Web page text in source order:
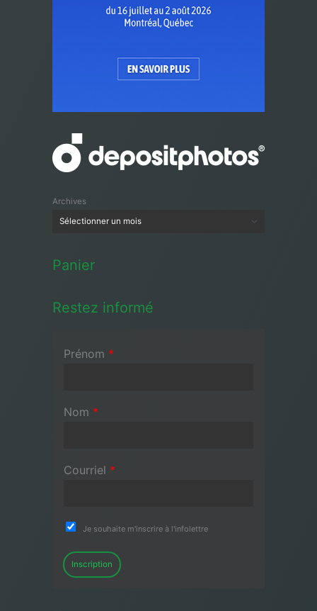
Archives
Panier
Restez informé
Prénom *
Nom *
Courriel *
Je souhaite m'inscrire à l'infolettre
Inscription